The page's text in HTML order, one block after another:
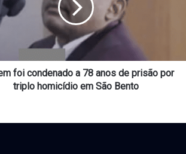
foi condenado a 78 anos de prisão por
triplo homicídio em São Bento